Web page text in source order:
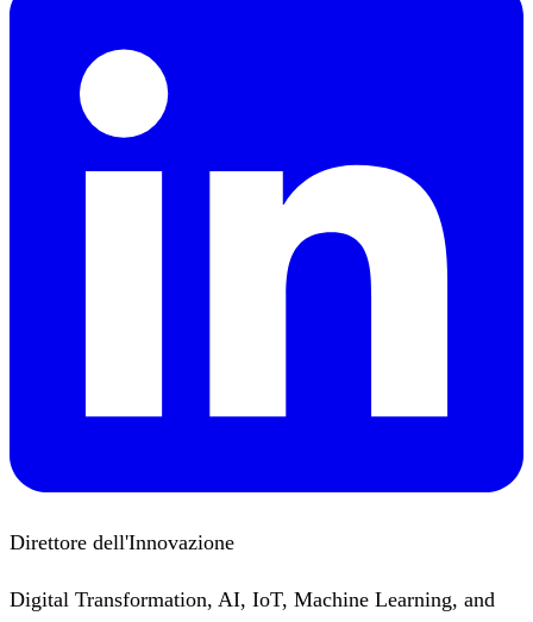
Direttore dell'Innovazione
Digital Transformation, AI, IoT, Machine Learning, and